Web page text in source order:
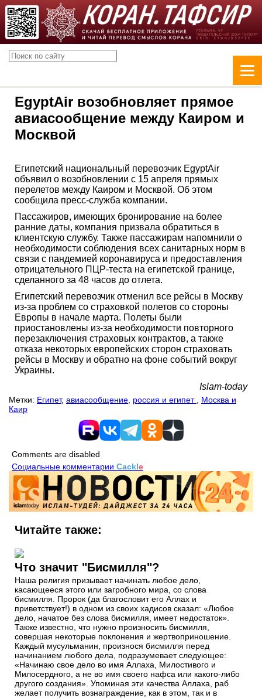
EgyptAir возобновляет прямое
авиасообщение между Каиром и
Москвой
Египетский национальный перевозчик EgyptAir
объявил о возобновлении с 15 апреля прямых
перелетов между Каиром и Москвой. Об этом
сообщила пресс-служба компании.
Пассажиров, имеющих бронирование на более
ранние даты, компания призвала обратиться в
клиентскую службу. Также пассажирам напомнили о
необходимости соблюдения всех санитарных норм в
связи с пандемией коронавируса и предоставления
отрицательного ПЦР-теста на египетской границе,
сделанного за 48 часов до отлета.
Египетский перевозчик отменил все рейсы в Москву
из-за проблем со страховкой полетов со стороны
Европы в начале марта. Полеты были
приостановлены из-за необходимости повторного
перезаключения страховых контрактов, а также
отказа некоторых европейских сторон страховать
рейсы в Москву и обратно на фоне событий вокруг
Украины.
Islam-today
Метки: Египет, авиасообщение россия и египет
Москва и
Каир
Comments are disabled
Социальные комментарии Cackle
Читайте также:
Что значит "Бисмилля"?
Наша религия призывает начинать любое дело,
касающееся этого или загробного мира, со слова
бисмилля. Пророк (да благословит его Аллах и
приветствует!) в одном из своих хадисов сказал: «Любое
дело, начатое без слова бисмилля, имеет недостаток».
Также известно, что нужно произносить бисмилля,
совершая некоторые поклонения и жертвоприношение.
Каждый мусульманин, произнося бисмилля перед
начинанием любого дела, подразумевает следующее:
«Начинаю свое дело во имя Аллаха, Милостивого и
Милосердного, а не во имя своего нафса или какого-либо
другого создания». Упоминая эти качества Аллаха, раб
желает получить вознаграждение, как в этом, так и в